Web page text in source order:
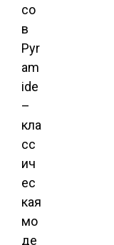
со
в
Pyr
am
ide
–
кла
сс
ич
ес
кая
мо
де